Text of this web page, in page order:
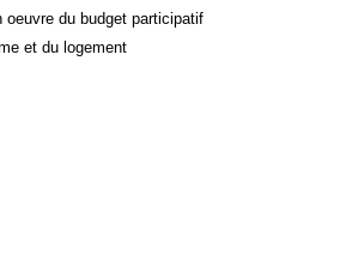
du budget participatif
et du logement